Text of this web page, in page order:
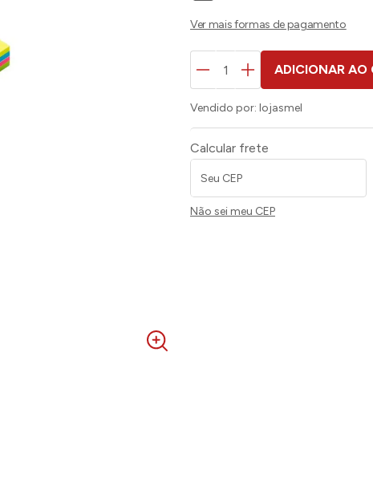
ADICIONAR AO
Vendido por: lojasmel
Calcular frete
Não sei meu CEP